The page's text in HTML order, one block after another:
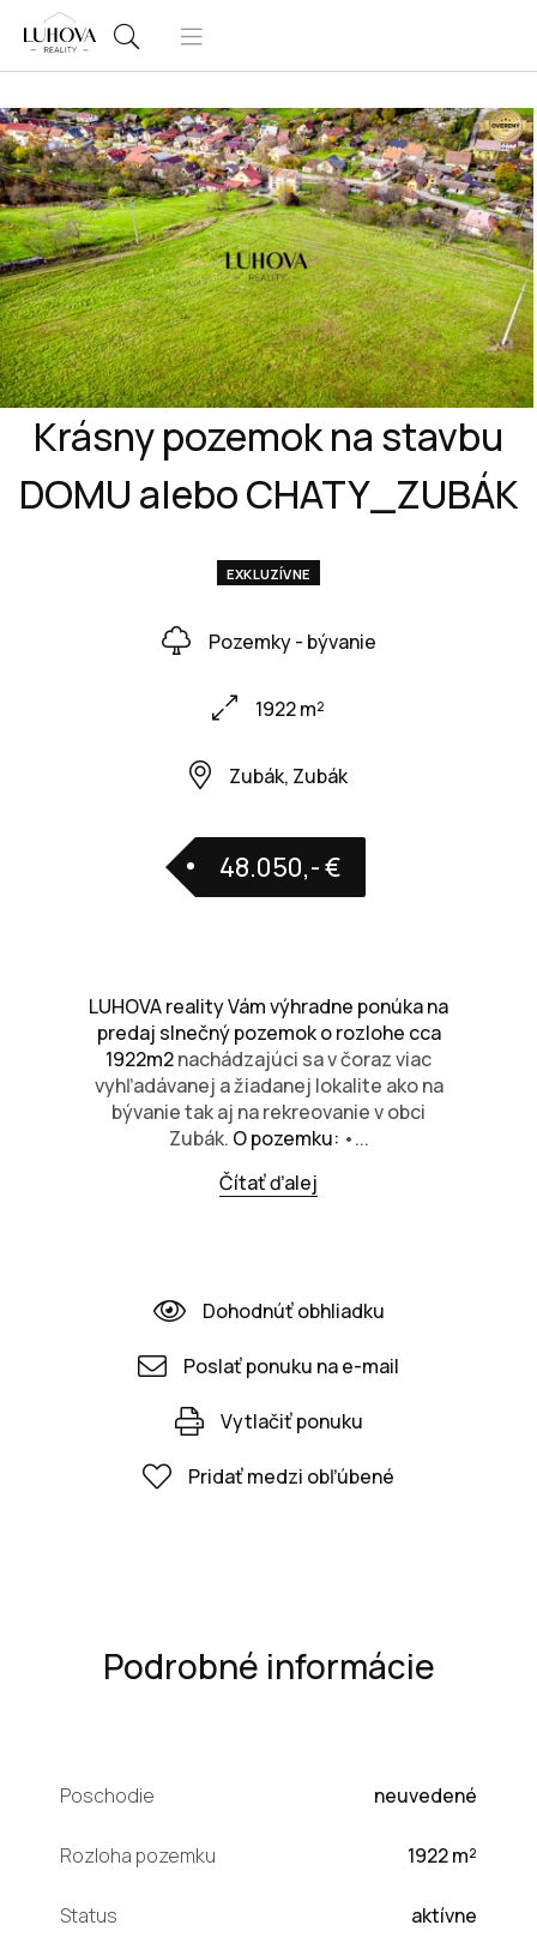
Krásny pozemok na stavbu
DOMU alebo CHATY_ZUBÁK
EXKLUZÍVNE
Pozemky - bývanie
1922 m²
Zubák, Zubák
48.050,- €
LUHOVA reality Vám výhradne ponúka na
predaj slnečný pozemok o rozlohe cca
1922m2nachádzajúci sa v čoraz viac
vyhľadávanej a žiadanej lokalite ako na
bývanie tak aj na rekreovanie v obci
Zubák. O pozemku: •...
Čítať ďalej
Dohodnúť obhliadku
Poslať ponuku na e-mail
Vytlačiť ponuku
Pridať medzi obľúbené
Podrobné informácie
Poschodie neuvedené
Rozloha pozemku 1922 m²
Status aktívne